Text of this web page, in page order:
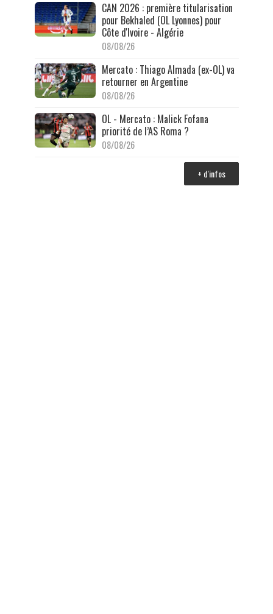
CAN 2026 : première titularisation
pour Bekhaled (OL Lyonnes) pour
Côte d'Ivoire - Algérie
08/08/26
Mercato : Thiago Almada (ex-OL) va
retourner en Argentine
08/08/26
OL - Mercato : Malick Fofana
priorité de l’AS Roma ?
08/08/26
+ d'infos